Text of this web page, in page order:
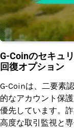
G-Coinのセキュ
回復オプション
G-Coinは、二要素
的なアカウント保
優先しています。
高度な取引監視と